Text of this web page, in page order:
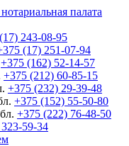
243-08-95
(17) 251-07-94
+375 (162) 52-14-57
+375 (212) 60-85-15
+375 (232) 29-39-48
+375 (152) 55-50-80
+375 (222) 76-48-50
59-34